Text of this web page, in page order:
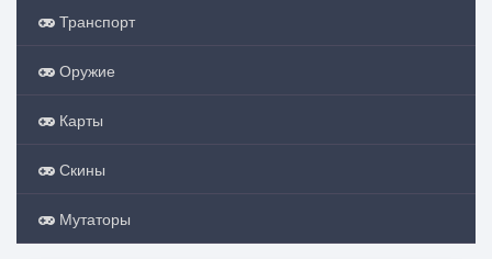
Транспорт
Оружие
Карты
Скины
Мутаторы